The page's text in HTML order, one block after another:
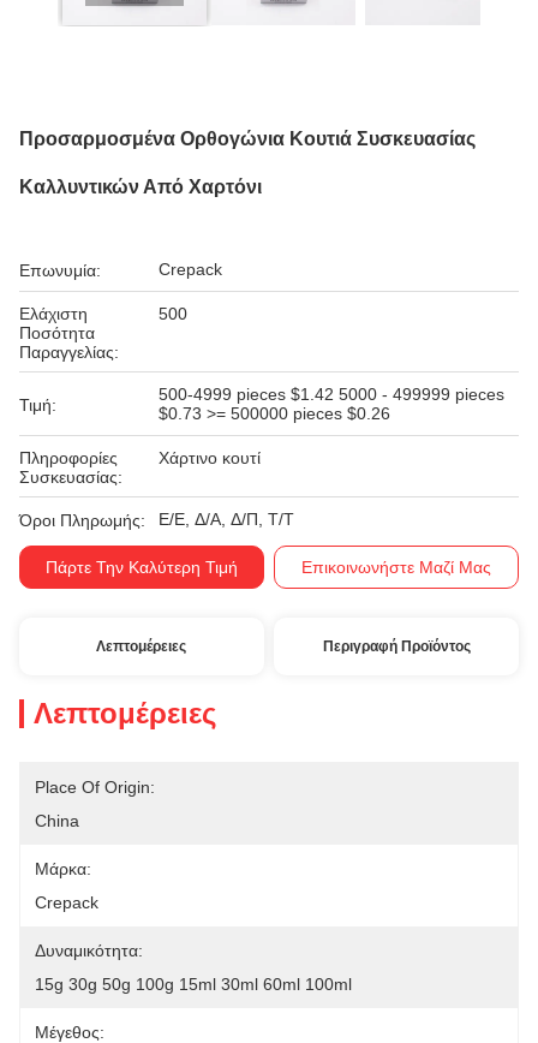
Προσαρμοσμένα Ορθογώνια Κουτιά Συσκευασίας
Καλλυντικών Από Χαρτόνι
Επωνυμία: Crepack
Ελάχιστη
Ποσότητα
Παραγγελίας:
500
Τιμή:
500-4999 pieces $1.42 5000 - 499999 pieces
$0.73 >= 500000 pieces $0.26
Πληροφορίες
Συσκευασίας:
Χάρτινο κουτί
Όροι Πληρωμής: Ε/Ε, Δ/Α, Δ/Π, Τ/Τ
Πάρτε Την Καλύτερη Τιμή Επικοινωνήστε Μαζί Μας
Λεπτομέρειες Περιγραφή Προϊόντος
Λεπτομέρειες
Place Of Origin:
China
Μάρκα:
Crepack
Δυναμικότητα:
15g 30g 50g 100g 15ml 30ml 60ml 100ml
Μέγεθος: